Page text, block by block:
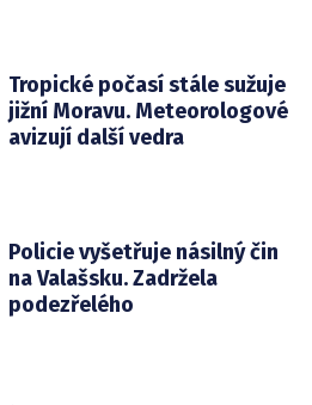
Tropické počasí stále sužuje
jižní Moravu. Meteorologové
avizují další vedra
Policie vyšetřuje násilný čin
na Valašsku. Zadržela
podezřelého